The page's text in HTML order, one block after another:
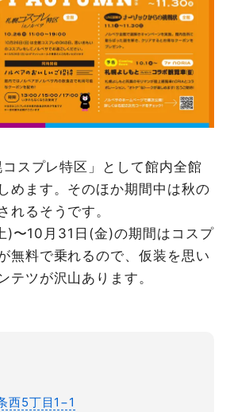
スプレ特区」として館内全館
めます。そのほか期間中は秋の
れるそうです。
)〜10月31日(金)の期間はコスプ
無料で乗れるので、仮装を思い
テツが沢山あります。
西5丁目1−1